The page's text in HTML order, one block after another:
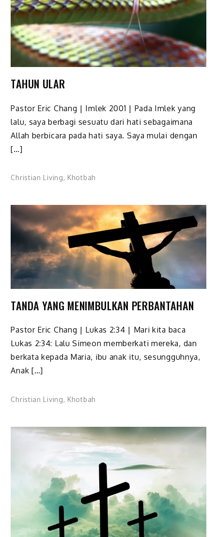
TAHUN ULAR
Pastor Eric Chang | Imlek 2001 | Pada Imlek yang
lalu, saya berbagi sesuatu dari hati sebagaimana
Allah berbicara pada hati saya. Saya mulai dengan
[…]
Christian Living, Khotbah
TANDA YANG MENIMBULKAN PERBANTAHAN
Pastor Eric Chang | Lukas 2:34 | Mari kita baca
Lukas 2:34: Lalu Simeon memberkati mereka, dan
berkata kepada Maria, ibu anak itu, sesungguhnya,
Anak […]
Christian Living, Khotbah